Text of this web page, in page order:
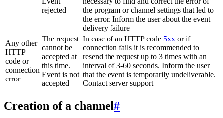
rejected
the program or channel settings that led to
the error. Inform the user about the event
delivery failure
Any other
HTTP
code or
connection
error
The request
cannot be
accepted at
this time.
Event is not
accepted
In case of an HTTP code 5xx or if
connection fails it is recommended to
resend the request up to 3 times with an
interval of 3-60 seconds. Inform the user
that the event is temporarily undeliverable.
Contact server support
Creation of a channel#